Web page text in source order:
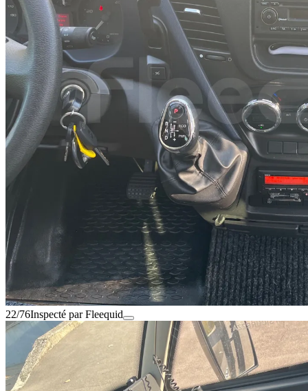
22/76Inspecté par Fleequid